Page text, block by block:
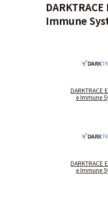
Immune
DARKTRACE
e Immune
DARKTRACE
e Immune